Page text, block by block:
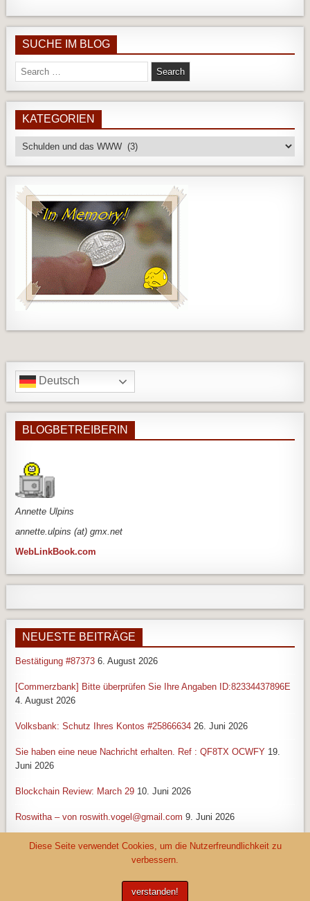
SUCHE IM BLOG
Search
for:
KATEGORIEN
Kategorien
Deutsch
BLOGBETREIBERIN
Annette Ulpins
annette.ulpins (at) gmx.net
WebLinkBook.com
NEUESTE BEITRÄGE
Bestätigung #87373 6. August 2026
[Commerzbank] Bitte überprüfen Sie Ihre Angaben ID:82334437896E
4. August 2026
Volksbank: Schutz Ihres Kontos #25866634 26. Juni 2026
Sie haben eine neue Nachricht erhalten. Ref : QF8TX OCWFY 19.
Juni 2026
Blockchain Review: March 29 10. Juni 2026
Roswitha – von roswith.vogel@gmail.com 9. Juni 2026
Diese Seite verwendet Cookies, um die Nutzerfreundlichkeit zu
verbessern.
verstanden!